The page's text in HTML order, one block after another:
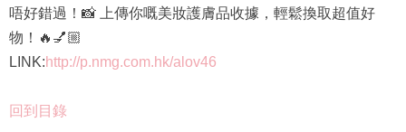
唔好錯過！📸 上傳你嘅美妝護膚品收據，輕鬆換取超值好
物！🔥💅🏼
LINK:http://p.nmg.com.hk/alov46
回到目錄